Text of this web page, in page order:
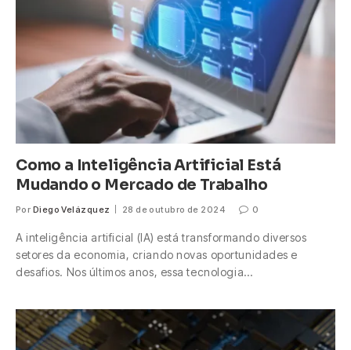
Como a Inteligência Artificial Está
Mudando o Mercado de Trabalho
Por Diego Velázquez 28 de outubro de 2024 0
A inteligência artificial (IA) está transformando diversos
setores da economia, criando novas oportunidades e
desafios. Nos últimos anos, essa tecnologia…